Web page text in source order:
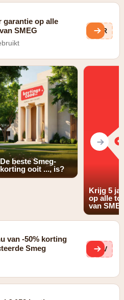
garantie op alle
SMEG
uHR
De beste Smeg-
korting ooit ..., is?
Krijg 5
op alle
van
van -50% korting
Smeg
Q4V